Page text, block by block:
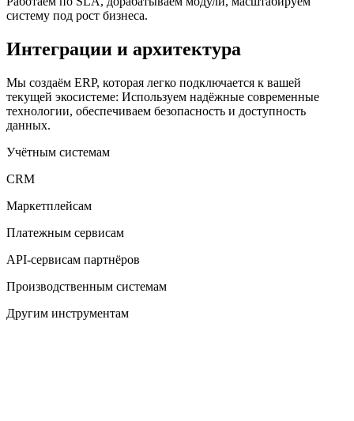
систему под рост бизнеса.
Интеграции и архитектура
Мы создаём ERP, которая легко подключается к вашей
текущей экосистеме: Используем надёжные современные
технологии, обеспечиваем безопасность и доступность
данных.
Учётным системам
CRM
Маркетплейсам
Платежным сервисам
API-сервисам партнёров
Производственным системам
Другим инструментам